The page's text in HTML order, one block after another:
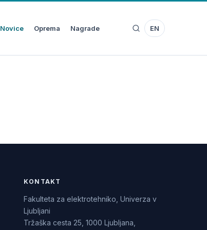
Novice Oprema Nagrade EN
KONTAKT
Fakulteta za elektrotehniko, Univerza v
Ljubljani
Tržaška cesta 25, 1000 Ljubljana,